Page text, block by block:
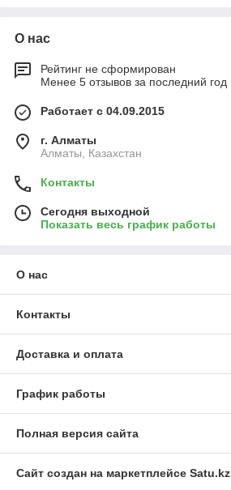
О нас
Рейтинг не сформирован
Менее 5 отзывов за последний год
Работает с 04.09.2015
г. Алматы
Алматы, Казахстан
Контакты
Сегодня выходной
Показать весь график работы
О нас
Контакты
Доставка и оплата
График работы
Полная версия сайта
Сайт создан на маркетплейсе Satu.kz